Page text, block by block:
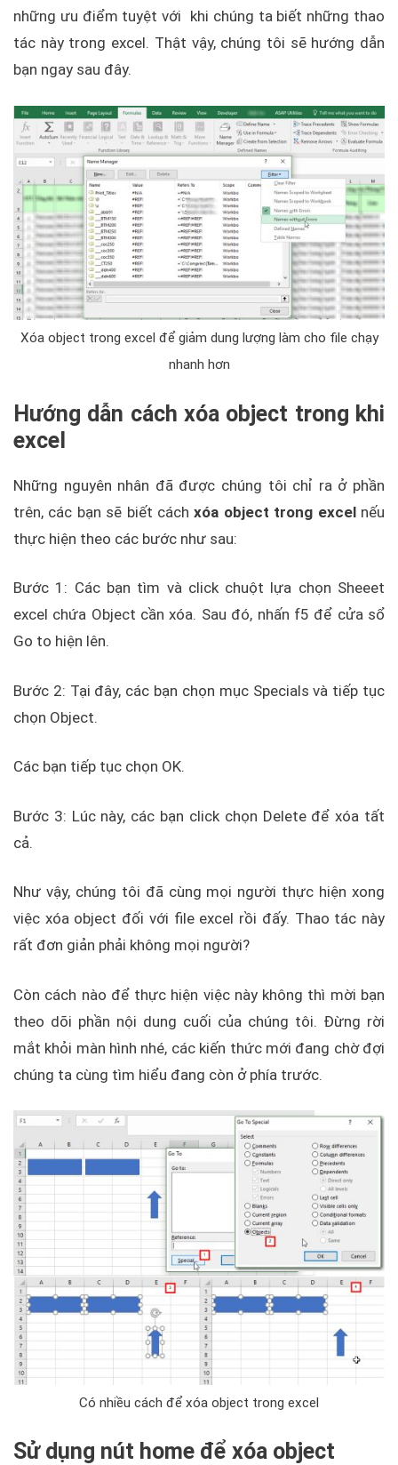
những ưu điểm tuyệt với khi chúng ta biết những thao
tác này trong excel. Thật vậy, chúng tôi sẽ hướng dẫn
bạn ngay sau đây.
Xóa object trong excel để giảm dung lượng làm cho file chạy
nhanh hơn
Hướng dẫn cách xóa object trong khi
excel
Những nguyên nhân đã được chúng tôi chỉ ra ở phần
trên, các bạn sẽ biết cáchxóa object trong excelnếu
thực hiện theo các bước như sau:
Bước 1: Các bạn tìm và click chuột lựa chọn Sheeet
excel chứa Object cần xóa. Sau đó, nhấn f5 để cửa sổ
Go to hiện lên.
Bước 2: Tại đây, các bạn chọn mục Specials và tiếp tục
chọn Object.
Các bạn tiếp tục chọn OK.
Bước 3: Lúc này, các bạn click chọn Delete để xóa tất
cả.
Như vậy, chúng tôi đã cùng mọi người thực hiện xong
việc xóa object đối với file excel rồi đấy. Thao tác này
rất đơn giản phải không mọi người?
Còn cách nào để thực hiện việc này không thì mời bạn
theo dõi phần nội dung cuối của chúng tôi. Đừng rời
mắt khỏi màn hình nhé, các kiến thức mới đang chờ đợi
chúng ta cùng tìm hiểu đang còn ở phía trước.
Có nhiều cách để xóa object trong excel
Sử dụng nút home để xóa object